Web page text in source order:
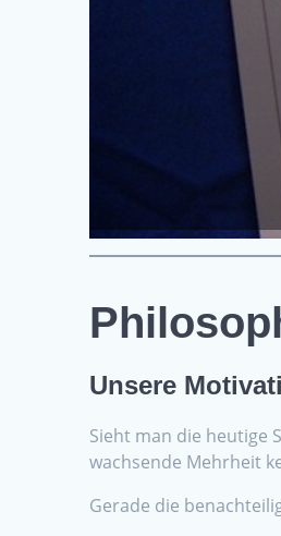
Unsere
Sieht man die heutige
wachsende Mehrheit
Gerade die